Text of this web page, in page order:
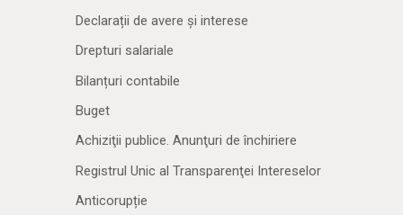
Declarații de avere și interese
Drepturi salariale
Bilanțuri contabile
Buget
Achiziţii publice. Anunţuri de închiriere
Registrul Unic al Transparenţei Intereselor
Anticorupție